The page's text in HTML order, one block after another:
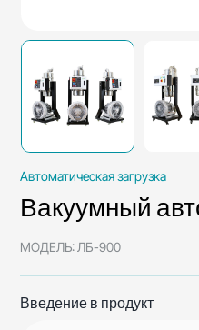
Автоматическая загрузка
Вакуумный
МОДЕЛЬ: ЛБ-900
Введение в продукт